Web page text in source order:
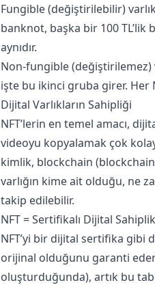
Fungible (değiştirilebilir)
banknot, başka bir 100
aynıdır.
Non-fungible (değiştirilemez)
işte bu ikinci gruba girer. Her
Dijital Varlıkların Sahipliği
NFT’lerin en temel amacı,
videoyu kopyalamak çok
kimlik, blockchain
varlığın kime ait olduğu, ne
takip edilebilir.
NFT = Sertifikalı Dijital Sahiplik
NFT’yi bir dijital sertifika gibi
orijinal olduğunu garanti
oluşturduğunda), artık bu